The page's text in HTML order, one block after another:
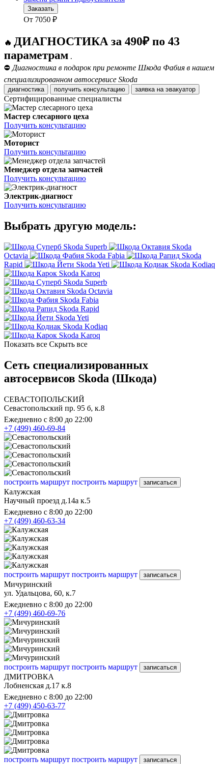
Заказать
От 7050 ₽
🔥 ДИАГНОСТИКА за 490₽ по 43
параметрам .
⛔ Диагностика в подарок при ремонте Шкода Фабия в нашем
специализированном автосервисе Skoda
диагностика получить консультацию заявка на эвакуатор
Сертифицированные специалисты
Мастер слесарного цеха
Получить консультацию
Моторист
Получить консультацию
Менеджер отдела запчастей
Получить консультацию
Электрик-диагност
Получить консультацию
Выбрать другую модель:
Skoda Superb
Skoda
Octavia
Skoda Fabia
Skoda
Rapid
Skoda Yeti
Skoda Kodiaq
Skoda Karoq
Skoda Superb
Skoda Octavia
Skoda Fabia
Skoda Rapid
Skoda Yeti
Skoda Kodiaq
Skoda Karoq
Показать все Скрыть все
Сеть специализированных
автосервисов Skoda (Шкода)
СЕВАСТОПОЛЬСКИЙ
Севастопольский пр. 95 б, к.8
Ежедневно с 8:00 до 22:00
+7 (499) 460-69-84
построить маршрут построить маршрут записаться
Калужская
Научный проезд д.14а к.5
Ежедневно с 8:00 до 22:00
+7 (499) 460-63-34
построить маршрут построить маршрут записаться
Мичуринский
ул. Удальцова, 60, к.7
Ежедневно с 8:00 до 22:00
+7 (499) 460-69-76
построить маршрут построить маршрут записаться
ДМИТРОВКА
Лобненская д.17 к.8
Ежедневно с 8:00 до 22:00
+7 (499) 450-63-77
построить маршрут построить маршрут записаться